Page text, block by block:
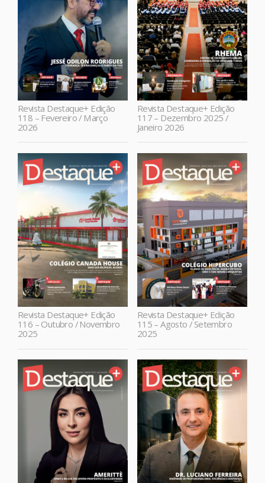
Revista Destaque+ Edição
118 – Fevereiro / Março
2026
Revista Destaque+ Edição
117 – Dezembro 2025 /
Janeiro 2026
Revista Destaque+ Edição
116 – Outubro / Novembro
2025
Revista Destaque+ Edição
115 – Agosto / Setembro
2025